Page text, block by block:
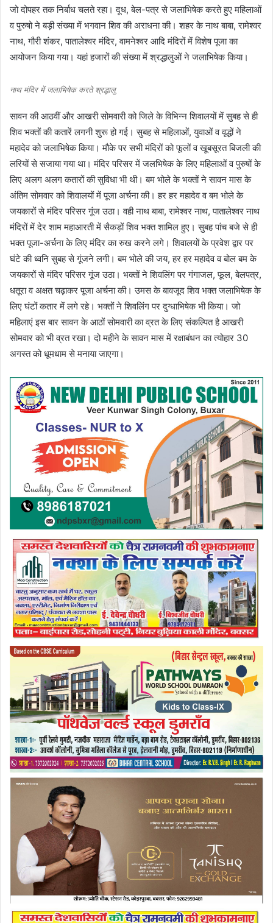
जो दोपहर तक निर्बाध चलते रहा। दूध, बेल-पत्र से जलाभिषेक करते हुए महिलाओं
व पुरुषो ने बड़ी संख्या में भगवान शिव की अराधना की। शहर के नाथ बाबा, रामेश्वर
नाथ, गौरी शंकर, पातालेश्वर मंदिर, वामनेश्वर आदि मंदिरों में विशेष पूजा का
आयोजन किया गया। यहां हजारों की संख्या में श्रद्धालुओं ने जलाभिषेक किया।
नाथ मंदिर में जलाभिषेक करते श्रद्धालु
सावन की आठवीं और आखरी सोमवारी को जिले के विभिन्न शिवालयों में सुबह से ही
शिव भक्तों की कतारें लगनी शुरू हो गई। सुबह से महिलाओं, युवाओं व वृद्धों ने
महादेव को जलाभिषेक किया। मौके पर सभी मंदिरों को फूलों व खूबसूरत बिजली की
लरियों से सजाया गया था। मंदिर परिसर में जलभिषेक के लिए महिलाओं व पुरुषों के
लिए अलग अलग कतारों की सुविधा भी थी। बम भोले के भक्तों ने सावन मास के
अंतिम सोमवार को शिवालयों में पूजा अर्चना की। हर हर महादेव व बम भोले के
जयकारों से मंदिर परिसर गूंज उठा। वही नाथ बाबा, रामेश्वर नाथ, पातालेश्वर नाथ
मंदिरों में देर शाम महाआरती में सैकड़ों शिव भक्त शामिल हुए। सुबह पांच बजे से ही
भक्त पूजा-अर्चना के लिए मंदिर का रुख करने लगे। शिवालयों के प्रवेश द्वार पर
घंटे की ध्वनि सुबह से गूंजने लगी। बम भोले की जय, हर हर महादेव व बोल बम के
जयकारों से मंदिर परिसर गूंज उठा। भक्तों ने शिवलिंग पर गंगाजल, फूल, बेलपत्र,
धतूरा व अक्षत चढ़ाकर पूजा अर्चना की। उमस के बावजूद शिव भक्त जलाभिषेक के
लिए घंटों कतार में लगे रहे। भक्तों ने शिवलिंग पर दुग्धाभिषेक भी किया। जो
महिलाएं इस बार सावन के आठों सोमवारी का व्रत के लिए संकल्पित है आखरी
सोमवार को भी व्रत रखा। दो महीने के सावन मास में रक्षाबंधन का त्योहार 30
अगस्त को धूमधाम से मनाया जाएगा।